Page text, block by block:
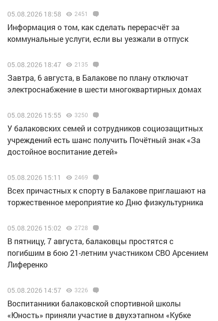
05.08.2026 18:58 2451
Информация о том, как сделать перерасчёт за
коммунальные услуги, если вы уезжали в отпуск
05.08.2026 18:47 2135
Завтра, 6 августа, в Балакове по плану отключат
электроснабжение в шести многоквартирных домах
05.08.2026 15:55 3250
У балаковских семей и сотрудников социозащитных
учреждений есть шанс получить Почётный знак «За
достойное воспитание детей»
05.08.2026 15:11 2469
Всех причастных к спорту в Балакове приглашают на
торжественное мероприятие ко Дню физкультурника
05.08.2026 15:02 2728
В пятницу, 7 августа, балаковцы простятся с
погибшим в бою 21-летним участником СВО Арсением
Лиференко
05.08.2026 14:57 3226
Воспитанники балаковской спортивной школы
«Юность» приняли участие в двухэтапном «Кубке